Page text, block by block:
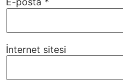
İnternet sitesi